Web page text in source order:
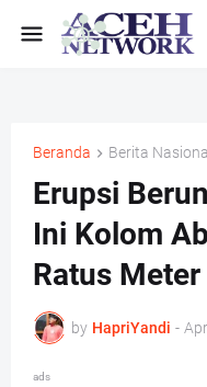
Beranda Berita Nasional
Erupsi
Ini Kolom
Ratus Meter
by HapriYandi -
ads